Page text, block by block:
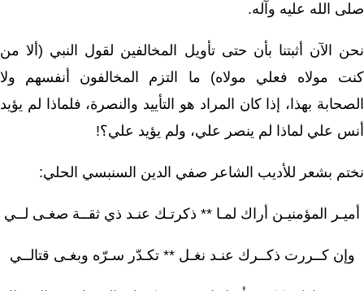
صلى الله عليه وآله.
نحن الآن أثبتنا بأن حتى تأويل المخالفين لقول النبي (ألا من
كنت مولاه فعلي مولاه) ما التزم المخالفون أنفسهم ولا
الصحابة بهذا، إذا كان المراد هو التأييد والنصرة، فلماذا لم يؤيد
أنس علي لماذا لم ينصر علي، ولم يؤيد علي؟!
نختم بشعر للأديب الشاعر صفي الدين السنبسي الحلي:
أميـر المؤمنيـن أراك لمـا ** ذكرتـك عنـد ذي ثقــة صغـى لــي
وإن كــررت ذكــرك عنـد نغـل ** تكـدّر سـرّه وبغـى قتالــي